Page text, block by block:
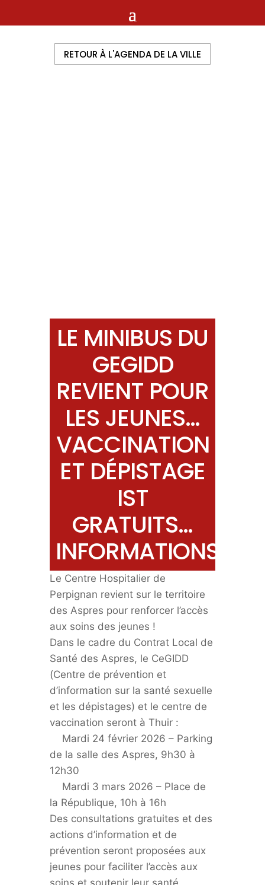
RETOUR À L'AGENDA DE LA VILLE
LE MINIBUS DU
GEGIDD
REVIENT POUR
LES JEUNES…
VACCINATION
ET DÉPISTAGE
IST
GRATUITS…
INFORMATIONS…
Le Centre Hospitalier de
Perpignan revient sur le territoire
des Aspres pour renforcer l’accès
aux soins des jeunes !
Dans le cadre du Contrat Local de
Santé des Aspres, le CeGIDD
(Centre de prévention et
d’information sur la santé sexuelle
et les dépistages) et le centre de
vaccination seront à Thuir :
Mardi 24 février 2026 – Parking
de la salle des Aspres, 9h30 à
12h30
Mardi 3 mars 2026 – Place de
la République, 10h à 16h
Des consultations gratuites et des
actions d’information et de
prévention seront proposées aux
jeunes pour faciliter l’accès aux
soins et soutenir leur santé.